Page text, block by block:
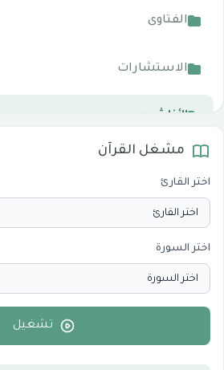
الفتاوى
الاستشارات
الأناشيد
الدروس والخطب
الأقسام التقنية للكمبيوتر والنترنت
مشغل القرآن
اختر القارئ
اختر السورة
تشغيل